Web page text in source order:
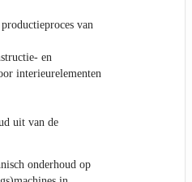
van
en
interieurelementen
uit van de
onderhoud op